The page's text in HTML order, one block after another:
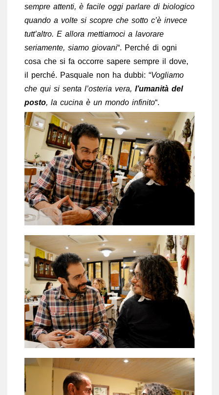
sempre attenti, è facile oggi parlare di biologico
quando a volte si scopre che sotto c’è invece
tutt’altro. E allora mettiamoci a lavorare
seriamente, siamo giovani“. Perché di ogni
cosa che si fa occorre sapere sempre il dove,
il perché. Pasquale non ha dubbi: “Vogliamo
che qui si senta l’osteria vera, l’umanità del
posto, la cucina è un mondo infinito“.